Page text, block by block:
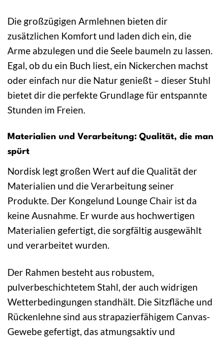
Die großzügigen Armlehnen bieten dir
zusätzlichen Komfort und laden dich ein, die
Arme abzulegen und die Seele baumeln zu lassen.
Egal, ob du ein Buch liest, ein Nickerchen machst
oder einfach nur die Natur genießt – dieser Stuhl
bietet dir die perfekte Grundlage für entspannte
Stunden im Freien.
Materialien und Verarbeitung: Qualität, die man
spürt
Nordisk legt großen Wert auf die Qualität der
Materialien und die Verarbeitung seiner
Produkte. Der Kongelund Lounge Chair ist da
keine Ausnahme. Er wurde aus hochwertigen
Materialien gefertigt, die sorgfältig ausgewählt
und verarbeitet wurden.
Der Rahmen besteht aus robustem,
pulverbeschichtetem Stahl, der auch widrigen
Wetterbedingungen standhält. Die Sitzfläche und
Rückenlehne sind aus strapazierfähigem Canvas-
Gewebe gefertigt, das atmungsaktiv und